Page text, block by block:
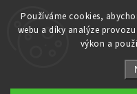
Používáme cookies,
webu a díky analýze
výkon a
PINTEREST
a sleva na